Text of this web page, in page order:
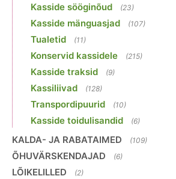
Kasside sööginõud (23)
Kasside mänguasjad (107)
Tualetid (11)
Konservid kassidele (215)
Kasside traksid (9)
Kassiliivad (128)
Transpordipuurid (10)
Kasside toidulisandid (6)
KALDA- JA RABATAIMED (109)
ÕHUVÄRSKENDAJAD (6)
LÕIKELILLED (2)